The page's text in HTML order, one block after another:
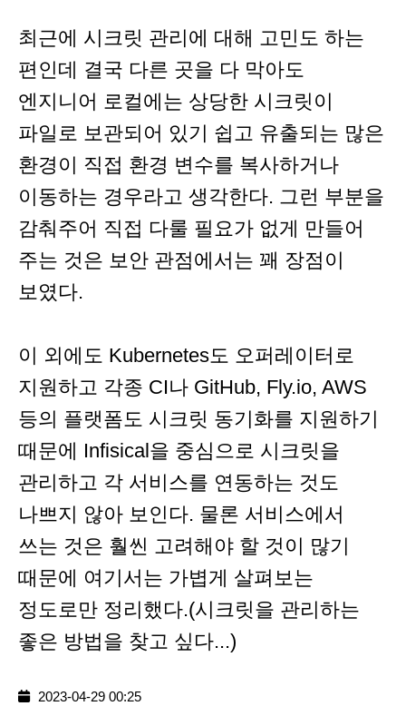
최근에 시크릿 관리에 대해 고민도 하는
편인데 결국 다른 곳을 다 막아도
엔지니어 로컬에는 상당한 시크릿이
파일로 보관되어 있기 쉽고 유출되는 많은
환경이 직접 환경 변수를 복사하거나
이동하는 경우라고 생각한다. 그런 부분을
감춰주어 직접 다룰 필요가 없게 만들어
주는 것은 보안 관점에서는 꽤 장점이
보였다.
이 외에도 Kubernetes도 오퍼레이터로
지원하고 각종 CI나 GitHub, Fly.io, AWS
등의 플랫폼도 시크릿 동기화를 지원하기
때문에 Infisical을 중심으로 시크릿을
관리하고 각 서비스를 연동하는 것도
나쁘지 않아 보인다. 물론 서비스에서
쓰는 것은 훨씬 고려해야 할 것이 많기
때문에 여기서는 가볍게 살펴보는
정도로만 정리했다.(시크릿을 관리하는
좋은 방법을 찾고 싶다...)
2023-04-29 00:25